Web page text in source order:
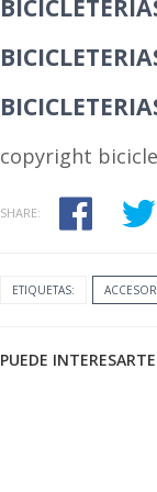
copyright
SHARE:
ETIQUETAS:
PUEDE